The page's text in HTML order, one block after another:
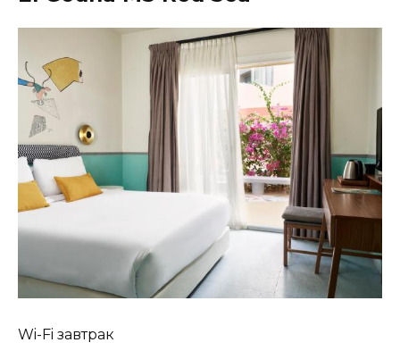
Wi-Fi завтрак